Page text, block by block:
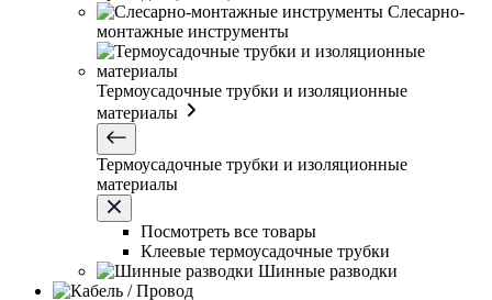
Слесарно-
монтажные инструменты
Термоусадочные трубки и изоляционные
материалы
Термоусадочные трубки и изоляционные
материалы
Посмотреть все товары
Клеевые термоусадочные трубки
Шинные разводки